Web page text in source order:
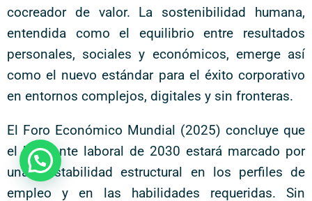
cocreador de valor. La sostenibilidad humana,
entendida como el equilibrio entre resultados
personales, sociales y económicos, emerge así
como el nuevo estándar para el éxito corporativo
en entornos complejos, digitales y sin fronteras.
El Foro Económico Mundial (2025) concluye que
el horizonte laboral de 2030 estará marcado por
una inestabilidad estructural en los perfiles de
empleo y en las habilidades requeridas. Sin